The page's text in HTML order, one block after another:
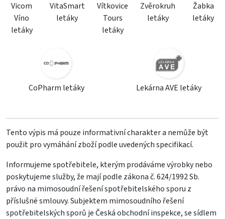
Vicom
Víno
letáky
VitaSmart
letáky
Vítkovice
Tours
letáky
Zvěrokruh
letáky
Žabka
letáky
CoPharm letáky Lekárna AVE letáky
Tento výpis má pouze informativní charakter a nemůže být
použit pro vymáhání zboží podle uvedených specifikací.
Informujeme spotřebitele, kterým prodáváme výrobky nebo
poskytujeme služby, že mají podle zákona č. 624/1992 Sb.
právo na mimosoudní řešení spotřebitelského sporu z
příslušné smlouvy. Subjektem mimosoudního řešení
spotřebitelských sporů je Česká obchodní inspekce, se sídlem